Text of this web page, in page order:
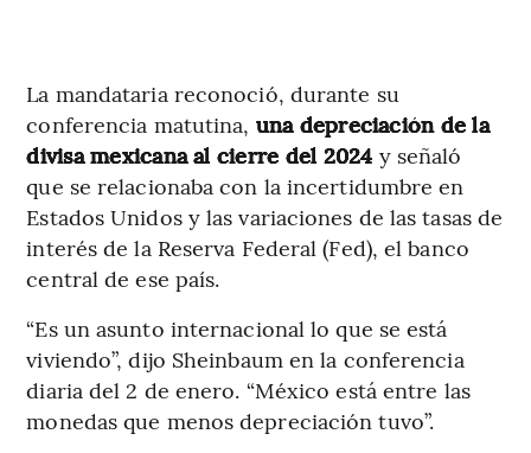
La mandataria reconoció, durante su
conferencia matutina, una depreciación de la
divisa mexicana al cierre del 2024 y señaló
que se relacionaba con la incertidumbre en
Estados Unidos y las variaciones de las tasas de
interés de la Reserva Federal (Fed), el banco
central de ese país.
“Es un asunto internacional lo que se está
viviendo”, dijo Sheinbaum en la conferencia
diaria del 2 de enero. “México está entre las
monedas que menos depreciación tuvo”.